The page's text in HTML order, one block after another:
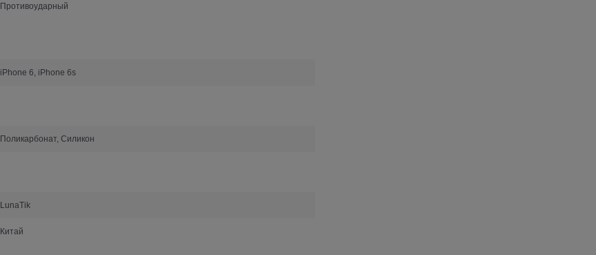
Противоударный
iPhone 6, iPhone 6s
Поликарбонат, Силикон
LunaTik
Китай